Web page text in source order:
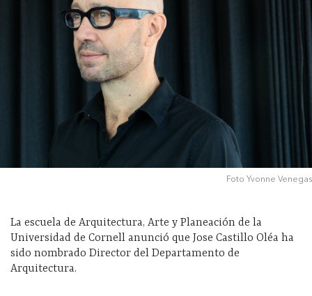
Foto Yvonne Venegas
La escuela de Arquitectura, Arte y Planeación de la
Universidad de Cornell anunció que Jose Castillo Oléa ha
sido nombrado Director del Departamento de
Arquitectura.